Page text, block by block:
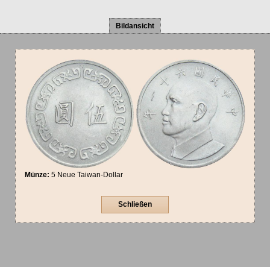
Bildansicht
Münze:5 Neue Taiwan-Dollar
Schließen